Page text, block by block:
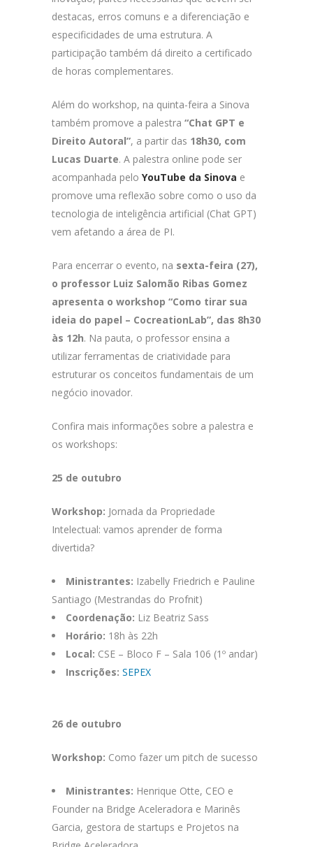
destacas, erros comuns e a diferenciação e
especificidades de uma estrutura. A
participação também dá direito a certificado
de horas complementares.
Além do workshop, na quinta-feira a Sinova
também promove a palestra “Chat GPT e
Direito Autoral”, a partir das 18h30, com
Lucas Duarte. A palestra online pode ser
acompanhada pelo YouTube da Sinova e
promove uma reflexão sobre como o uso da
tecnologia de inteligência artificial (Chat GPT)
vem afetando a área de PI.
Para encerrar o evento, na sexta-feira (27),
o professor Luiz Salomão Ribas Gomez
apresenta o workshop “Como tirar sua
ideia do papel – CocreationLab”, das 8h30
às 12h. Na pauta, o professor ensina a
utilizar ferramentas de criatividade para
estruturar os conceitos fundamentais de um
negócio inovador.
Confira mais informações sobre a palestra e
os workshops:
25 de outubro
Workshop: Jornada da Propriedade
Intelectual: vamos aprender de forma
divertida?
Ministrantes: Izabelly Friedrich e Pauline
Santiago (Mestrandas do Profnit)
Coordenação: Liz Beatriz Sass
Horário: 18h às 22h
Local: CSE – Bloco F – Sala 106 (1º andar)
Inscrições: SEPEX
26 de outubro
Workshop: Como fazer um pitch de sucesso
Ministrantes: Henrique Otte, CEO e
Founder na Bridge Aceleradora e Marinês
Garcia, gestora de startups e Projetos na